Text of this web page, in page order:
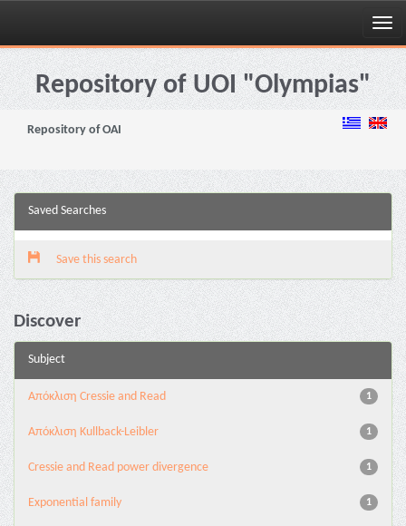
Skip
navigationRepository of UOI "Olympias"
Repository of OAI
Saved Searches
Save this search
Discover
Subject
1
Aπόκλιση Cressie and Read
1
Aπόκλιση Kullback-Leibler
1
Cressie and Read power divergence
1
Exponential family